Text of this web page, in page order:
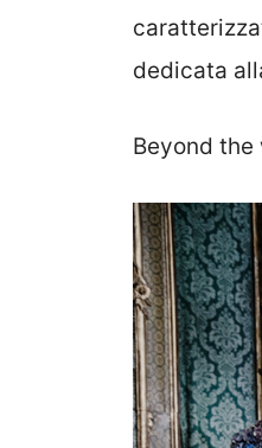
dedicata
Beyond the